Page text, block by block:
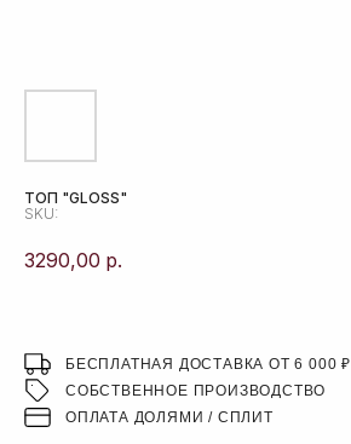
ТОП "GLOSS"
SKU:
3290,00 р.
БЕСПЛАТНАЯ ДОСТАВКА ОТ 6 000 ₽
СОБСТВЕННОЕ ПРОИЗВОДСТВО
ОПЛАТА ДОЛЯМИ / СПЛИТ